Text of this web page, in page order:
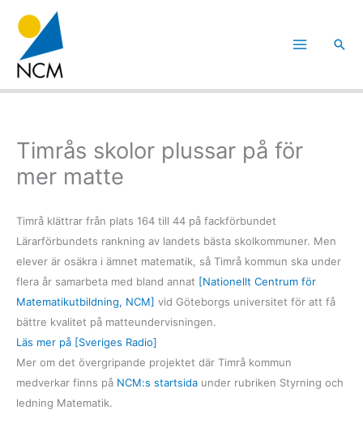
innehåll
Sök
Timrås skolor plussar på för
mer matte
Timrå klättrar från plats 164 till 44 på fackförbundet
Lärarförbundets rankning av landets bästa skolkommuner. Men
elever är osäkra i ämnet matematik, så Timrå kommun ska under
flera år samarbeta med bland annat [Nationellt Centrum för
Matematikutbildning, NCM] vid Göteborgs universitet för att få
bättre kvalitet på matteundervisningen.
Läs mer på [Sveriges Radio]
Mer om det övergripande projektet där Timrå kommun
medverkar finns på NCM:s startsida under rubriken Styrning och
ledning Matematik.